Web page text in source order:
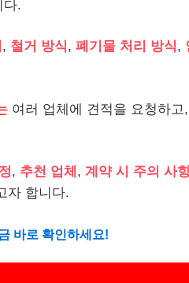
다.
, 철거 방식, 폐기물 처리 방식,
여러 업체에 견적을 요청하고,
, 추천 업체 , 계약 시 주의 사
자 합니다.
바로 확인하세요!